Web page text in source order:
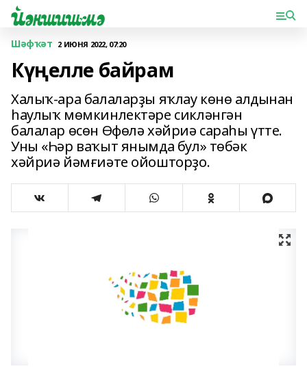
Шәфҡәт 2 ИЮНЯ 2022, 07:20
Күңелле байрам
Халыҡ-ара балаларҙы яҡлау көнө алдынан
һаулыҡ мөмкинлектәре сикләнгән
балалар өсөн Өфөлә хәйриә сараһы үтте.
Уны «Һәр ваҡыт янымда бул» төбәк
хәйриә йәмғиәте ойошторҙо.